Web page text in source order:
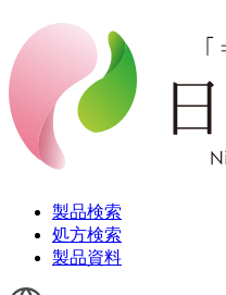
製品検索
処方検索
製品資料